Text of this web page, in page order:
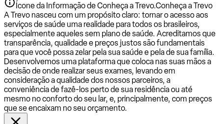
Ícone da Informação de Conheça a Trevo.Conheça a Trevo
A Trevo nasceu com um propósito claro: tornar o acesso aos
serviços de saúde uma realidade para todos os brasileiros,
especialmente aqueles sem plano de saúde. Acreditamos que
transparência, qualidade e preços justos são fundamentais
para que você possa zelar pela sua saúde e pela de sua família.
Desenvolvemos uma plataforma que coloca nas suas mãos a
decisão de onde realizar seus exames, levando em
consideração a qualidade dos nossos parceiros, a
conveniência de fazê-los perto de sua residência ou até
mesmo no conforto do seu lar, e, principalmente, com preços
que se encaixam no seu orçamento.